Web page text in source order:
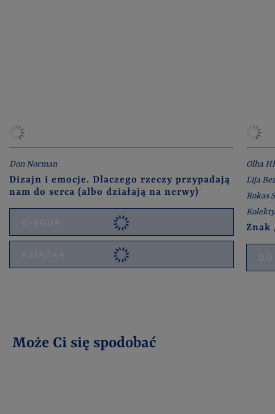
Don Norman
Dizajn i emocje. Dlaczego rzeczy przypadają
nam do serca (albo działają na nerwy)
E-BOOK
KSIĄŻKA
Olha
Lija
Rokas
Znak
Może Ci się spodobać